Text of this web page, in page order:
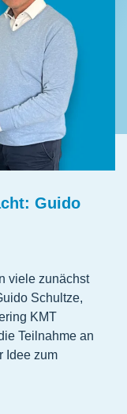
Guido
viele zunächst
Schultze,
KMT
Teilnahme an
Idee zum